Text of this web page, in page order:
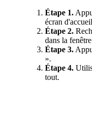
Étape 1.
écran
Étape 2.
dans la
Étape 3.
».
Étape 4.
tout.